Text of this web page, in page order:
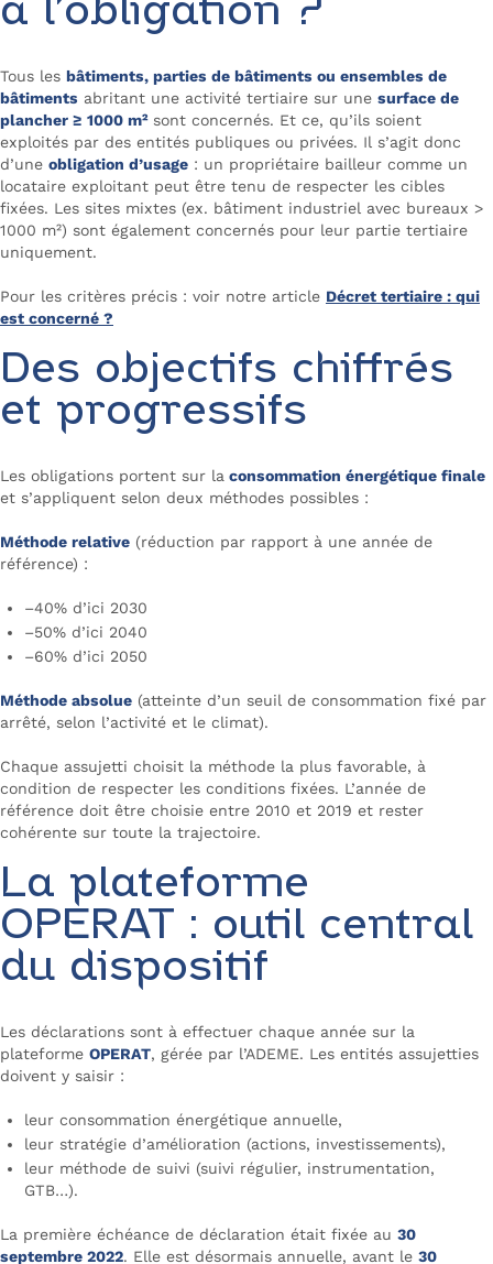
à l’obligation ?
Tous les bâtiments, parties de bâtiments ou ensembles de
bâtiments abritant une activité tertiaire sur une surface de
plancher ≥ 1000 m² sont concernés. Et ce, qu’ils soient
exploités par des entités publiques ou privées. Il s’agit donc
d’une obligation d’usage : un propriétaire bailleur comme un
locataire exploitant peut être tenu de respecter les cibles
fixées. Les sites mixtes (ex. bâtiment industriel avec bureaux >
1000 m²) sont également concernés pour leur partie tertiaire
uniquement.
Pour les critères précis : voir notre article Décret tertiaire : qui
est concerné ?
Des objectifs chiffrés
et progressifs
Les obligations portent sur la consommation énergétique finale
et s’appliquent selon deux méthodes possibles :
Méthode relative (réduction par rapport à une année de
référence) :
–40% d’ici 2030
–50% d’ici 2040
–60% d’ici 2050
Méthode absolue (atteinte d’un seuil de consommation fixé par
arrêté, selon l’activité et le climat).
Chaque assujetti choisit la méthode la plus favorable, à
condition de respecter les conditions fixées. L’année de
référence doit être choisie entre 2010 et 2019 et rester
cohérente sur toute la trajectoire.
La plateforme
OPERAT : outil central
du dispositif
Les déclarations sont à effectuer chaque année sur la
plateforme OPERAT, gérée par l’ADEME. Les entités assujetties
doivent y saisir :
leur consommation énergétique annuelle,
leur stratégie d’amélioration (actions, investissements),
leur méthode de suivi (suivi régulier, instrumentation,
GTB…).
La première échéance de déclaration était fixée au 30
septembre 2022. Elle est désormais annuelle, avant le 30